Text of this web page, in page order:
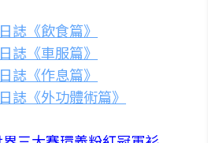
誌《飲食篇》
誌《車服篇》
誌《作息篇》
誌《外功體術篇》